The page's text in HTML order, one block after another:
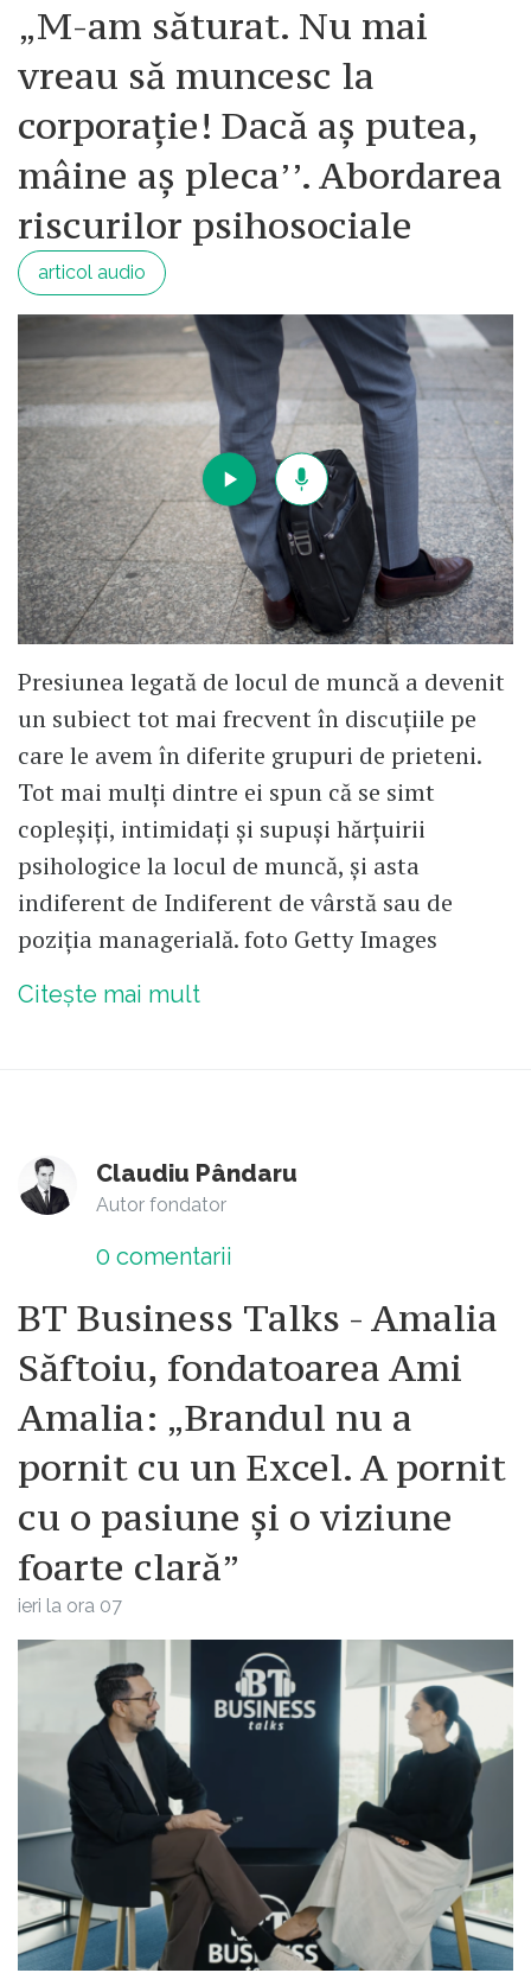
„M-am săturat. Nu mai
vreau să muncesc la
corporație! Dacă aș putea,
mâine aș pleca’’. Abordarea
riscurilor psihosociale
articol audio
Presiunea legată de locul de muncă a devenit
un subiect tot mai frecvent în discuțiile pe
care le avem în diferite grupuri de prieteni.
Tot mai mulți dintre ei spun că se simt
copleșiți, intimidați și supuși hărțuirii
psihologice la locul de muncă, și asta
indiferent de Indiferent de vârstă sau de
poziția managerială. foto Getty Images
Citește mai mult
Claudiu Pândaru
Autor fondator
0 comentarii
BT Business Talks - Amalia
Săftoiu, fondatoarea Ami
Amalia: „Brandul nu a
pornit cu un Excel. A pornit
cu o pasiune și o viziune
foarte clară”
ieri la ora 07